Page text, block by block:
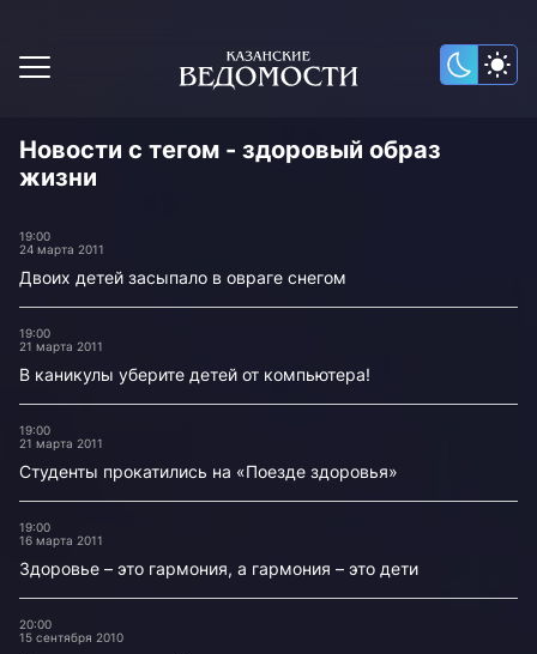
Новости с тегом - здоровый образ
жизни
19:00
24 марта 2011
Двоих детей засыпало в овраге снегом
19:00
21 марта 2011
В каникулы уберите детей от компьютера!
19:00
21 марта 2011
Студенты прокатились на «Поезде здоровья»
19:00
16 марта 2011
Здоровье – это гармония, а гармония – это дети
20:00
15 сентября 2010